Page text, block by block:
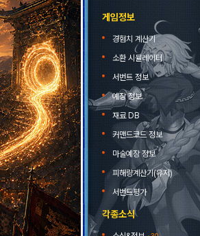
게임정보
경험치 계산기
소환 시뮬레이터
서번트 정보
예장 정보
재료 DB
커맨드코드 정보
마술예장 정보
피해량계산기(유저)
서번트평가
각종소식